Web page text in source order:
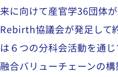
来に向けて産官学36団体
Rebirth協議会が発足して
は６つの分科会活動を通じ
融合バリューチェーンの